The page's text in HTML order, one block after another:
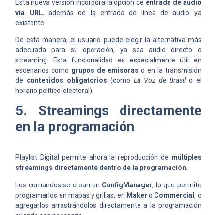
Esta nueva versión incorpora la opción de entrada de audio
vía URL, además de la entrada de línea de audio ya
existente.
De esta manera, el usuario puede elegir la alternativa más
adecuada para su operación, ya sea audio directo o
streaming. Esta funcionalidad es especialmente útil en
escenarios como grupos de emisoras o en la transmisión
de contenidos obligatorios (comoLa Voz de Brasilo el
horario político-electoral).
5. Streamings directamente
en la programación
Playlist Digital permite ahora la reproducción de múltiples
streamings directamente dentro de la programación.
Los comandos se crean en ConfigManager, lo que permite
programarlos en mapas y grillas, en Maker o Commercial, o
agregarlos arrastrándolos directamente a la programación